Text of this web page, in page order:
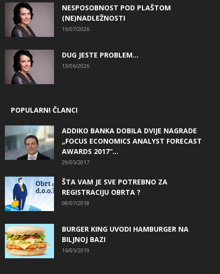
NESPOSOBNOST POD PLAŠTOM
(NE)NADLEŽNOSTI
16/07/2026
DUG JESTE PROBLEM…
13/06/2026
POPULARNI ČLANCI
ADDIKO BANKA DOBILA DVIJE NAGRADE
„FOCUS ECONOMICS ANALYST FORECAST
AWARDS 2017“...
29/05/2017
ŠTA VAM JE SVE POTREBNO ZA
REGISTRACIJU OBRTA ?
08/07/2018
BURGER KING UVODI HAMBURGER NA
BILJNOJ BAZI
16/05/2019